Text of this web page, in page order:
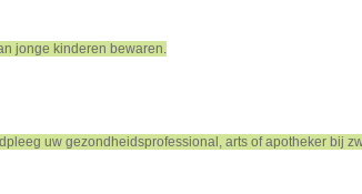
jonge kinderen bewaren.
uw gezondheidsprofessional, arts of apotheker bij